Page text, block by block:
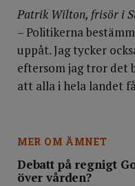
Patrik Wilton, frisör i
– Politikerna
uppåt. Jag tycker
eftersom jag tror det
att alla i hela landet
MER OM ÄMNET
Debatt på regnigt
över vården?